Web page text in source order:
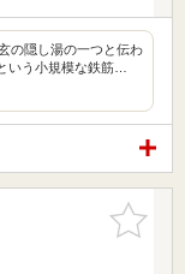
の隠し湯の一つと伝わ
いう小規模な鉄筋…
お気に入
りに追加